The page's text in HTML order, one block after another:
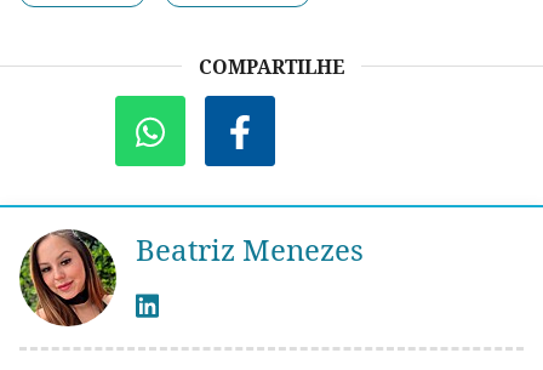
COMPARTILHE
Beatriz Menezes